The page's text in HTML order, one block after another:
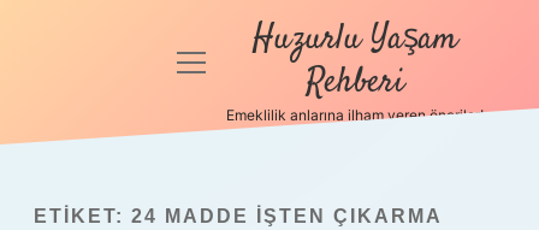
Anasayfa
Politikası
menüyü
Huzurlu Yaşam
Rehberi
Emeklilik anlarına ilham veren öneriler!
ETIKET: 24 MADDE IŞTEN ÇIKARMA